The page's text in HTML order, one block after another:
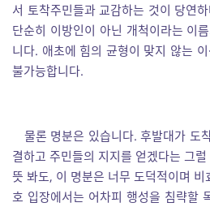
서 토착주민들과 교감하는 것이 당연
단순히 이방인이 아닌 개척이라는 이
니다. 애초에 힘의 균형이 맞지 않는
불가능합니다.
물론 명분은 있습니다. 후발대가 도
결하고 주민들의 지지를 얻겠다는 그
뜻 봐도, 이 명분은 너무 도덕적이며
호 입장에서는 어차피 행성을 침략할